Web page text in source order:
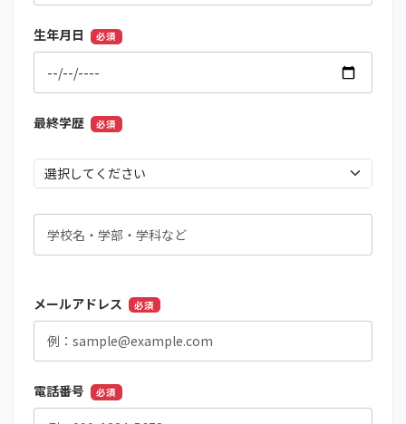
生年月日 必須
最終学歴 必須
メールアドレス 必須
電話番号 必須